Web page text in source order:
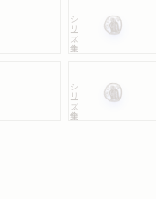
シリーズ・全集
シリーズ・全集